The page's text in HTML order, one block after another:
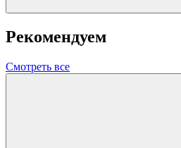
Рекомендуем
Смотреть все